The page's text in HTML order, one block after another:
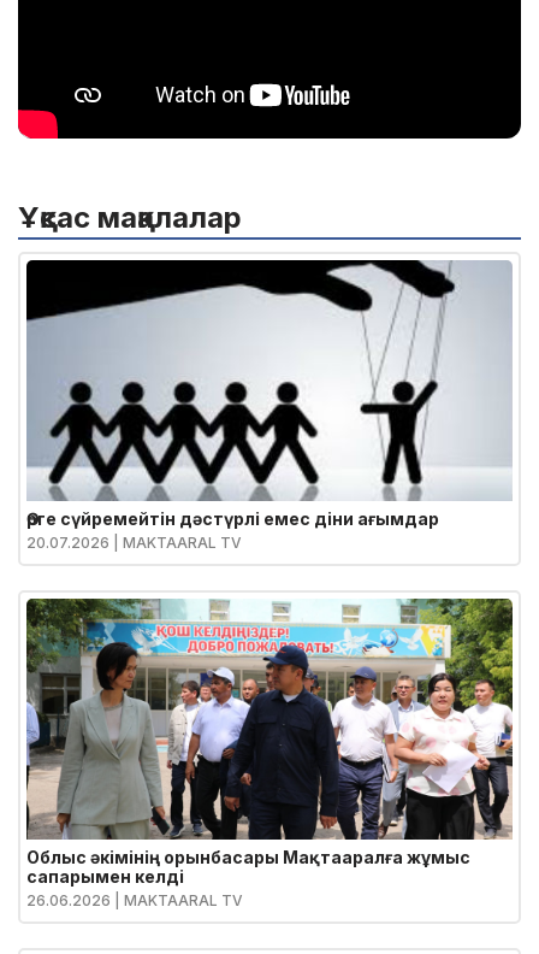
Ұқсас мақалалар
Өрге сүйремейтін дәстүрлі емес діни ағымдар
20.07.2026 | MAKTAARAL TV
Облыс әкімінің орынбасары Мақтааралға жұмыс
сапарымен келді
26.06.2026 | MAKTAARAL TV